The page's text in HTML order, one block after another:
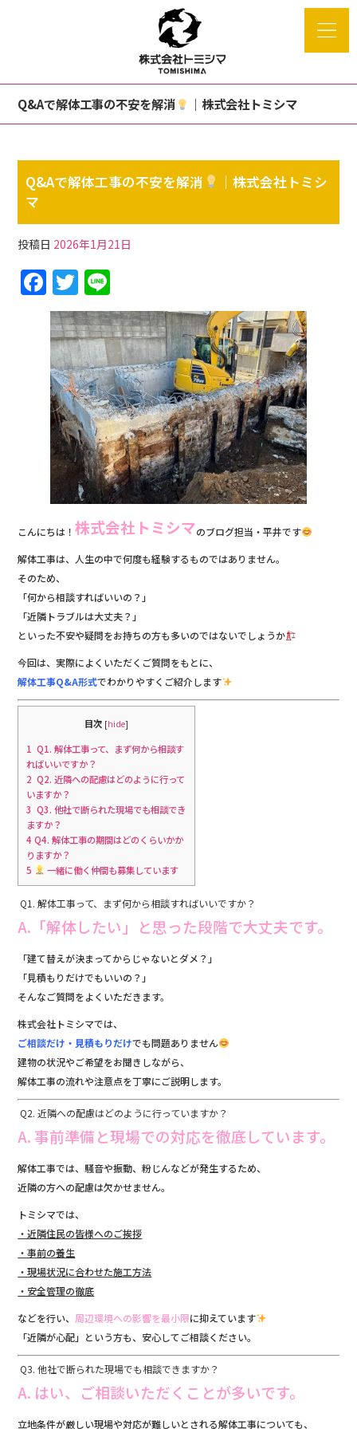
Q&Aで解体工事の不安を解消 ｜株式会社トミシマ
Q&Aで解体工事の不安を解消
｜株式会社トミシ
マ
投稿日 2026年1月21日
F
a
c
e
b
o
o
k
T
w
itt
er
n
e
こんにちは！株式会社トミシマのブログ担当・平井です
解体工事は、人生の中で何度も経験するものではありません。
そのため、
「何から相談すればいいの？」
「近隣トラブルは大丈夫？」
といった不安や疑問をお持ちの方も多いのではないでしょうか
今回は、実際によくいただくご質問をもとに、
解体工事Q&A形式でわかりやすくご紹介します
目次 [hide]
1 Q1. 解体工事って、まず何から相談す
ればいいですか？
2 Q2. 近隣への配慮はどのように行って
いますか？
3 Q3. 他社で断られた現場でも相談でき
ますか？
4Q4. 解体工事の期間はどのくらいかか
りますか？
5
一緒に働く仲間も募集しています
Q1. 解体工事って、まず何から相談すればいいですか？
A.「解体したい」と思った段階で大丈夫です。
「建て替えが決まってからじゃないとダメ？」
「見積もりだけでもいいの？」
そんなご質問をよくいただきます。
株式会社トミシマでは、
ご相談だけ・見積もりだけでも問題ありません
建物の状況やご希望をお聞きしながら、
解体工事の流れや注意点を丁寧にご説明します。
Q2. 近隣への配慮はどのように行っていますか？
A. 事前準備と現場での対応を徹底しています。
解体工事では、騒音や振動、粉じんなどが発生するため、
近隣の方への配慮は欠かせません。
トミシマでは、
・近隣住民の皆様へのご挨拶
・事前の養生
・現場状況に合わせた施工方法
・安全管理の徹底
などを行い、 周辺環境への影響を最小限に抑えています
「近隣が心配」という方も、安心してご相談ください。
Q3. 他社で断られた現場でも相談できますか？
A. はい、ご相談いただくことが多いです。
立地条件が厳しい現場や対応が難しいとされる解体工事についても、